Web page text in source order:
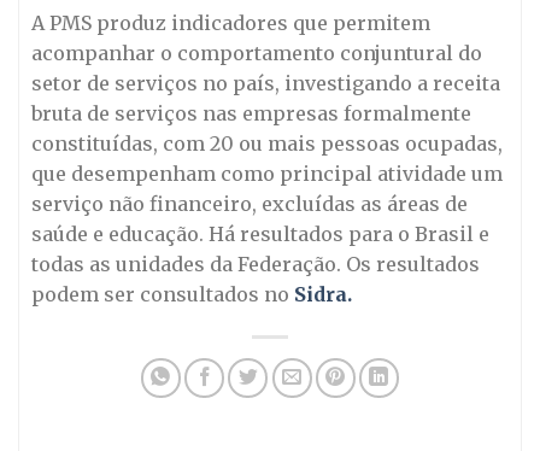
A PMS produz indicadores que permitem
acompanhar o comportamento conjuntural do
setor de serviços no país, investigando a receita
bruta de serviços nas empresas formalmente
constituídas, com 20 ou mais pessoas ocupadas,
que desempenham como principal atividade um
serviço não financeiro, excluídas as áreas de
saúde e educação. Há resultados para o Brasil e
todas as unidades da Federação. Os resultados
podem ser consultados no Sidra.